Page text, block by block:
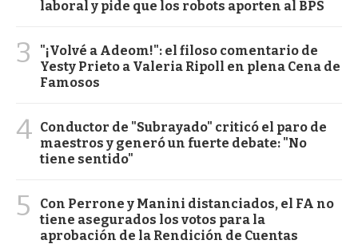
laboral y pide que los robots aporten al BPS
3
"¡Volvé a Adeom!": el filoso comentario de
Yesty Prieto a Valeria Ripoll en plena Cena de
Famosos
4 Conductor de "Subrayado" criticó el paro de
maestros y generó un fuerte debate: "No
tiene sentido"
5
Con Perrone y Manini distanciados, el FA no
tiene asegurados los votos para la
aprobación de la Rendición de Cuentas